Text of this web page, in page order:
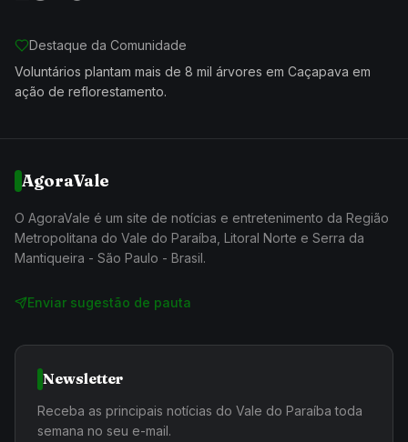
Destaque da Comunidade
Voluntários plantam mais de 8 mil árvores em Caçapava em
ação de reflorestamento.
AgoraVale
O AgoraVale é um site de notícias e entretenimento da Região
Metropolitana do Vale do Paraíba, Litoral Norte e Serra da
Mantiqueira - São Paulo - Brasil.
Enviar sugestão de pauta
Newsletter
Receba as principais notícias do Vale do Paraíba toda
semana no seu e-mail.